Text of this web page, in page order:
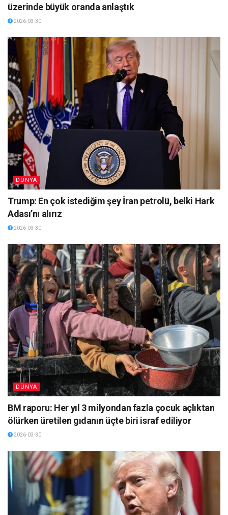
üzerinde büyük oranda anlaştık
2026-03-30
DÜNYA
Trump: En çok istediğim şey İran petrolü, belki Hark
Adası’nı alırız
2026-03-30
DÜNYA
BM raporu: Her yıl 3 milyondan fazla çocuk açlıktan
ölürken üretilen gıdanın üçte biri israf ediliyor
2026-03-30